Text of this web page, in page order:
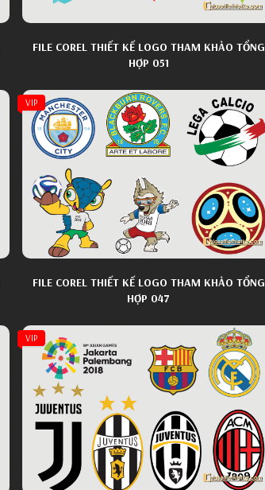
FILE COREL THIẾT KẾ LOGO THAM KHẢO TỔNG
HỢP 051
VIP
FILE COREL THIẾT KẾ LOGO THAM KHẢO TỔNG
HỢP 047
VIP